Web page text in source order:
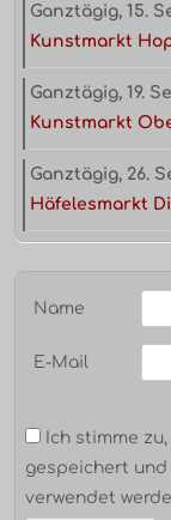
Ganztägig, 15.
Kunstmarkt
Ganztägig, 19.
Kunstmarkt
Ganztägig, 26.
Häfelesmarkt
Name
E-Mail
Ich stimme
gespeichert
verwendet